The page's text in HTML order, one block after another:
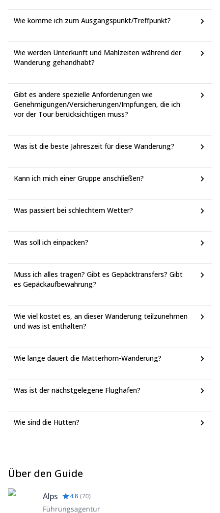
Wie komme ich zum Ausgangspunkt/Treffpunkt?
Wie werden Unterkunft und Mahlzeiten während der
Wanderung gehandhabt?
Gibt es andere spezielle Anforderungen wie
Genehmigungen/Versicherungen/Impfungen, die ich
vor der Tour berücksichtigen muss?
Was ist die beste Jahreszeit für diese Wanderung?
Kann ich mich einer Gruppe anschließen?
Was passiert bei schlechtem Wetter?
Was soll ich einpacken?
Muss ich alles tragen? Gibt es Gepäcktransfers? Gibt
es Gepäckaufbewahrung?
Wie viel kostet es, an dieser Wanderung teilzunehmen
und was ist enthalten?
Wie lange dauert die Matterhorn-Wanderung?
Was ist der nächstgelegene Flughafen?
Wie sind die Hütten?
Über den Guide
Alps 4.8 (70)
Führungsagentur